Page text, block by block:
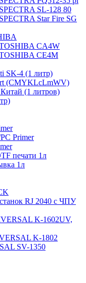
SL-128 80
Star Fire SG
CA4W
CE4M
SK-4 (1 литр)
(CMYKLcLmWV)
(1 литров)
Primer
печати 1л
1л
RJ 2040 с ЧПУ
K-1602UV,
K-1802
SV-1350